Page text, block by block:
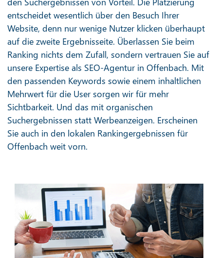
entscheidet wesentlich über den Besuch Ihrer
Website, denn nur wenige Nutzer klicken überhaupt
auf die zweite Ergebnisseite. Überlassen Sie beim
Ranking nichts dem Zufall, sondern vertrauen Sie auf
unsere Expertise als SEO-Agentur in Offenbach. Mit
den passenden Keywords sowie einem inhaltlichen
Mehrwert für die User sorgen wir für mehr
Sichtbarkeit. Und das mit organischen
Suchergebnissen statt Werbeanzeigen. Erscheinen
Sie auch in den lokalen Rankingergebnissen für
Offenbach weit vorn.